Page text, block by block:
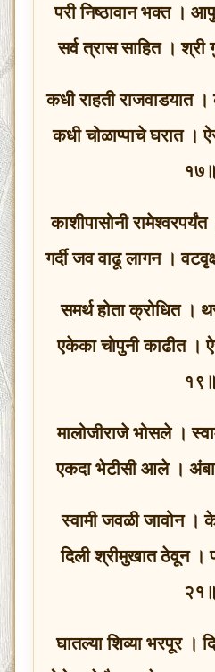
परी निष्ठावान भक्त ।
सर्व त्रास साहित ।
कधी राहती राजवाडयात
कधी चोळाप्पाचे घरात ।
१७॥
काशीपासोनी
गर्दी जव वाढू लागन ।
समर्थ होता क्रोधित ।
एकेका चोपुनी काढीत ।
१९॥
मालोजीराजे भोसले ।
एकदा भेटीसी आले ।
स्वामी जवळी जावोन ।
दिली श्रीमुखात ठेवून ।
२१॥
घातल्या शिव्या भरपूर ।